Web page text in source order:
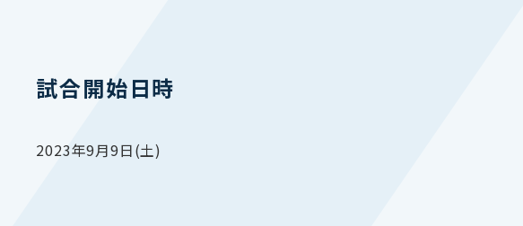
試合開始日時
2023年9月9日(土)